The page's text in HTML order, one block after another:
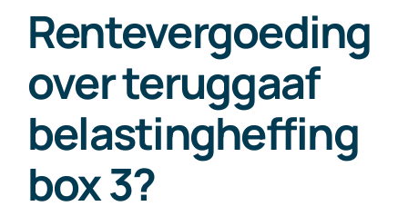
Exact Online
Neem contact op!
Rentevergoeding
over teruggaaf
belastingheffing
box 3?